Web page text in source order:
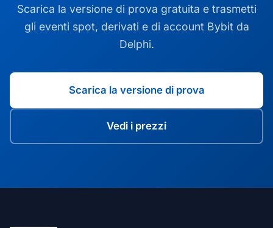
Scarica la versione di prova gratuita e trasmetti
gli eventi spot, derivati e di account Bybit da
Delphi.
Scarica la versione di prova
Vedi i prezzi